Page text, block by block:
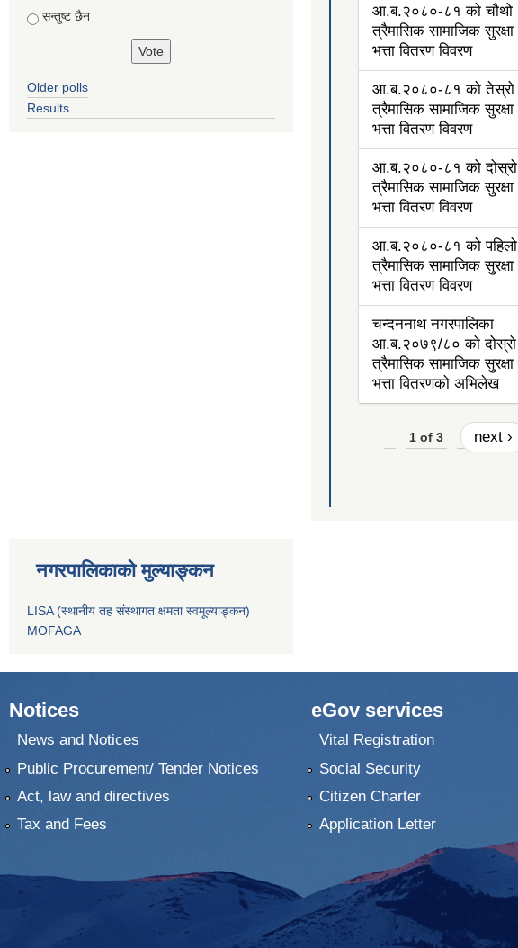
सन्तुष्ट छैन
Older polls
Results
आ.ब.२०८०-८१ को चौथो
त्रैमासिक सामाजिक सुरक्षा
भत्ता वितरण विवरण
आ.ब.२०८०-८१ को तेस्रो
त्रैमासिक सामाजिक सुरक्षा
भत्ता वितरण विवरण
आ.ब.२०८०-८१ को दोस्रो
त्रैमासिक सामाजिक सुरक्षा
भत्ता वितरण विवरण
आ.ब.२०८०-८१ को पहिलो
त्रैमासिक सामाजिक सुरक्षा
भत्ता वितरण विवरण
चन्दननाथ नगरपालिका
आ.ब.२०७९/८० को दोस्रो
त्रैमासिक सामाजिक सुरक्षा
भत्ता वितरणको अभिलेख
1 of 3 next ›
नगरपालिकाको मुल्याङ्कन
LISA (स्थानीय तह संस्थागत क्षमता स्वमूल्याङ्कन)
MOFAGA
Notices
News and Notices
Public Procurement/ Tender Notices
Act, law and directives
Tax and Fees
eGov services
Vital Registration
Social Security
Citizen Charter
Application Letter